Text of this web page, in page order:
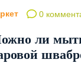
0
ли